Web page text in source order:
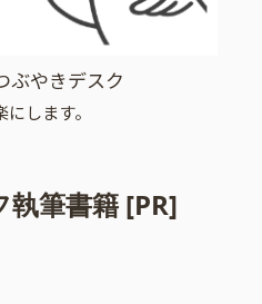
やきデスク
します。
執筆書籍 [PR]